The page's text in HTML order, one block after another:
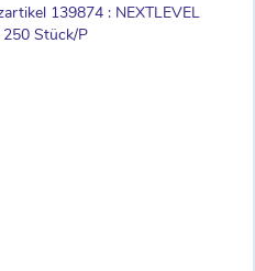
139874 : NEXTLEVEL
Stück/P